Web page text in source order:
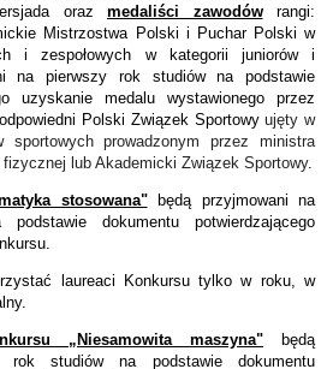
oraz medaliści zawodówrangi:
Mistrzostwa Polski i Puchar Polski w
i zespołowych w kategorii juniorów i
na pierwszy rok studiów na podstawie
uzyskanie medalu wystawionego przez
Polski Związek Sportowyujęty w
sportowych prowadzonym przez ministra
fizycznej lub Akademicki Związek Sportowy.
stosowana"będą przyjmowani na
dokumentu potwierdzającego
laureaci Konkursu tylko w roku, w
„Niesamowita maszyna" będą
rok studiów na podstawie dokumentu